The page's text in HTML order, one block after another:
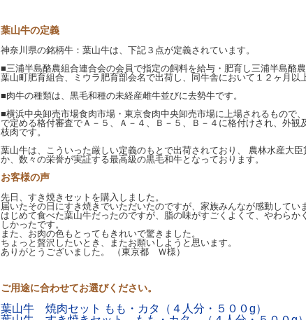
葉山牛の定義
神奈川県の銘柄牛：葉山牛は、下記３点が定義されています。
■三浦半島酪農組合連合会の会員で指定の飼料を給与・肥育し三浦半島酪農
葉山町肥育組合、ミウラ肥育部会名で出荷し、同牛舎において１２ヶ月以
■肉牛の種類は、黒毛和種の未経産雌牛並びに去勢牛です。
■横浜中央卸売市場食肉市場・東京食肉中央卸売市場に上場されるもので
で定める格付審査でＡ－５、Ａ－４、Ｂ－５、Ｂ－４に格付けされ、外観
枝肉です。
葉山牛は、こういった厳しい定義のもとで出荷されており、 農林水産大
か、数々の栄誉が実証する最高級の黒毛和牛となっております。
お客様の声
先日、すき焼きセットを購入しました。
届いたその日にすき焼きでいただいたのですが、家族みんなが感動してい
はじめて食べた葉山牛だったのですが、脂の味がすごくよくて、やわらか
しかったです。
また、お肉の色もとってもきれいで驚きました。
ちょっと贅沢したいとき、またお願いしようと思います。
ありがとうございました。 （東京都 Ｗ様）
ご用途に合わせてお選びください。
葉山牛 焼肉セット もも・カタ（４人分・５００g）